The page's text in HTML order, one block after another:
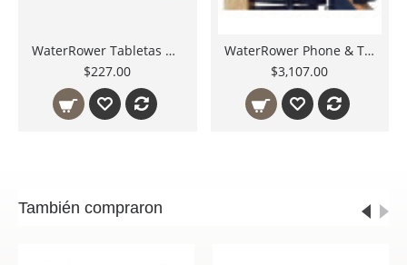
WaterRower Tabletas de Cloro para Mantenimiento de Tanque WRPB960 X 8 Pastillas
$227.00
WaterRower Phone & Tablet Arm Walnut Modelo 650 WaterRower A1, Oak, Club, Natural y Classic Accesorio Original
$3,107.00
También compraron